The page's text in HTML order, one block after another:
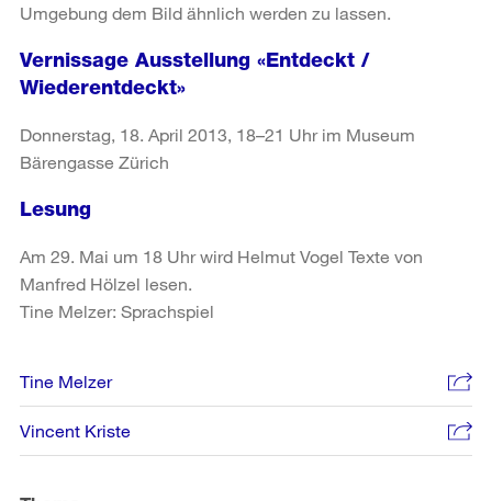
Umgebung dem Bild ähnlich werden zu lassen.
Vernissage Ausstellung «Entdeckt /
Wiederentdeckt»
Donnerstag, 18. April 2013, 18–21 Uhr im Museum
Bärengasse Zürich
Lesung
Am 29. Mai um 18 Uhr wird Helmut Vogel Texte von
Manfred Hölzel lesen.
Tine Melzer: Sprachspiel
Weitere
Informationen
Tine Melzer
Vincent Kriste